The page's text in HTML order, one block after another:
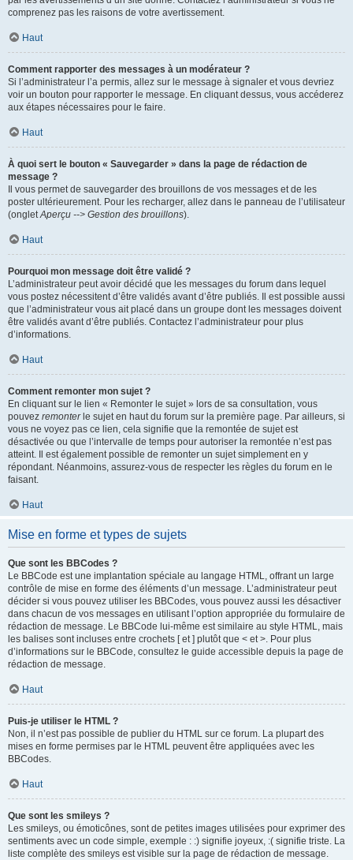
comprenez pas les raisons de votre avertissement.
Haut
Comment rapporter des messages à un modérateur ?
Si l’administrateur l’a permis, allez sur le message à signaler et vous devriez
voir un bouton pour rapporter le message. En cliquant dessus, vous accéderez
aux étapes nécessaires pour le faire.
Haut
À quoi sert le bouton « Sauvegarder » dans la page de rédaction de
message ?
Il vous permet de sauvegarder des brouillons de vos messages et de les
poster ultérieurement. Pour les recharger, allez dans le panneau de l’utilisateur
(ongletAperçu --> Gestion des brouillons).
Haut
Pourquoi mon message doit être validé ?
L’administrateur peut avoir décidé que les messages du forum dans lequel
vous postez nécessitent d’être validés avant d’être publiés. Il est possible aussi
que l’administrateur vous ait placé dans un groupe dont les messages doivent
être validés avant d’être publiés. Contactez l’administrateur pour plus
d’informations.
Haut
Comment remonter mon sujet ?
En cliquant sur le lien « Remonter le sujet » lors de sa consultation, vous
pouvez remonterle sujet en haut du forum sur la première page. Par ailleurs, si
vous ne voyez pas ce lien, cela signifie que la remontée de sujet est
désactivée ou que l’intervalle de temps pour autoriser la remontée n’est pas
atteint. Il est également possible de remonter un sujet simplement en y
répondant. Néanmoins, assurez-vous de respecter les règles du forum en le
faisant.
Haut
Mise en forme et types de sujets
Que sont les BBCodes ?
Le BBCode est une implantation spéciale au langage HTML, offrant un large
contrôle de mise en forme des éléments d’un message. L’administrateur peut
décider si vous pouvez utiliser les BBCodes, vous pouvez aussi les désactiver
dans chacun de vos messages en utilisant l’option appropriée du formulaire de
rédaction de message. Le BBCode lui-même est similaire au style HTML, mais
les balises sont incluses entre crochets [ et ] plutôt que < et >. Pour plus
d’informations sur le BBCode, consultez le guide accessible depuis la page de
rédaction de message.
Haut
Puis-je utiliser le HTML ?
Non, il n’est pas possible de publier du HTML sur ce forum. La plupart des
mises en forme permises par le HTML peuvent être appliquées avec les
BBCodes.
Haut
Que sont les smileys ?
Les smileys, ou émoticônes, sont de petites images utilisées pour exprimer des
sentiments avec un code simple, exemple : :) signifie joyeux, :( signifie triste. La
liste complète des smileys est visible sur la page de rédaction de message.